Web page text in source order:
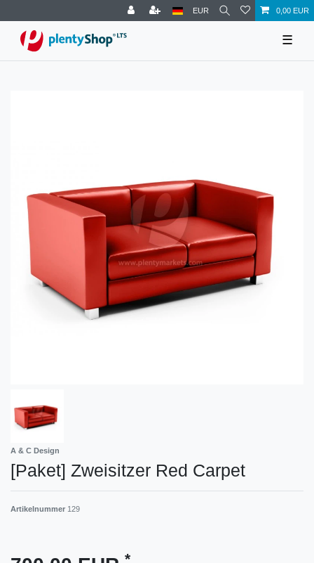
EUR 0,00 EUR
☰
A & C Design
[Paket] Zweisitzer Red Carpet
Artikelnummer 129
*